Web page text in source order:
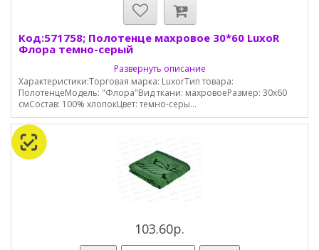
Код:571758; Полотенце махровое 30*60 LuxoR
Флора темно-серый
Развернуть описание
Характеристики:Торговая марка: LuxorТип товара:
ПолотенцеМодель: "Флора"Вид ткани: махровоеРазмер: 30х60
смСостав: 100% хлопокЦвет: темно-серы...
103.60р.